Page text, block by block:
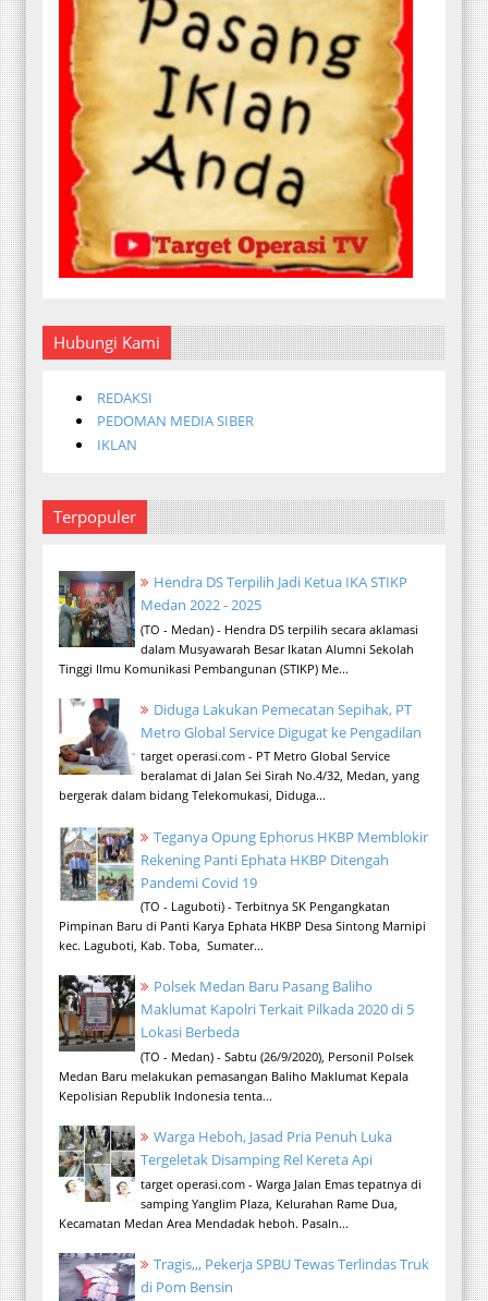
Hubungi Kami
REDAKSI
PEDOMAN MEDIA SIBER
IKLAN
Terpopuler
Hendra DS Terpilih Jadi Ketua IKA STIKP
Medan 2022 - 2025
(TO - Medan) - Hendra DS terpilih secara aklamasi
dalam Musyawarah Besar Ikatan Alumni Sekolah
Tinggi Ilmu Komunikasi Pembangunan (STIKP) Me...
Diduga Lakukan Pemecatan Sepihak, PT
Metro Global Service Digugat ke Pengadilan
target operasi.com - PT Metro Global Service
beralamat di Jalan Sei Sirah No.4/32, Medan, yang
bergerak dalam bidang Telekomukasi, Diduga...
Teganya Opung Ephorus HKBP Memblokir
Rekening Panti Ephata HKBP Ditengah
Pandemi Covid 19
(TO - Laguboti) - Terbitnya SK Pengangkatan
Pimpinan Baru di Panti Karya Ephata HKBP Desa Sintong Marnipi
kec. Laguboti, Kab. Toba, Sumater...
Polsek Medan Baru Pasang Baliho
Maklumat Kapolri Terkait Pilkada 2020 di 5
Lokasi Berbeda
(TO - Medan) - Sabtu (26/9/2020), Personil Polsek
Medan Baru melakukan pemasangan Baliho Maklumat Kepala
Kepolisian Republik Indonesia tenta...
Warga Heboh, Jasad Pria Penuh Luka
Tergeletak Disamping Rel Kereta Api
target operasi.com - Warga Jalan Emas tepatnya di
samping Yanglim Plaza, Kelurahan Rame Dua,
Kecamatan Medan Area Mendadak heboh. Pasaln...
Tragis,,, Pekerja SPBU Tewas Terlindas Truk
di Pom Bensin